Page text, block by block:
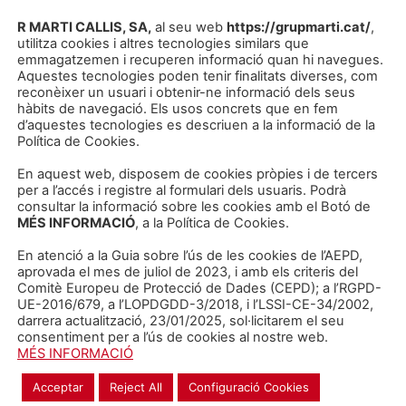
SA,no aniran contra les disposicions d’aquestes
drets de tercers o del funcionament dels llocs web.
dels continguts amb finalitats il·lícites i prohibides en
malmetre, inutilitzar, sobrecarregar, deteriorar o
Usuarid’Internet (hardware y software).
que l’entitat propietària de la web pugui
derivades de l’ús de la Web i d’aquesta
Usuaries compromet a no transmetre, difondre o
arxius de so i / o imatge, fotografies d’aquest web.
R MARTI CALLIS, SA, al seu web https://grupmarti.cat/,
utilitza cookies i altres tecnologies similars que
emmagatzemen i recuperen informació quan hi navegues.
Aquestes tecnologies poden tenir finalitats diverses, com
reconèixer un usuari i obtenir-ne informació dels seus
hàbits de navegació. Els usos concrets que en fem
d’aquestes tecnologies es descriuen a la informació de la
Política de Cookies.
En aquest web, disposem de cookies pròpies i de tercers
per a l’accés i registre al formulari dels usuaris. Podrà
consultar la informació sobre les cookies amb el Botó de
MÉS INFORMACIÓ, a la Política de Cookies.
En atenció a la Guia sobre l’ús de les cookies de l’AEPD,
aprovada el mes de juliol de 2023, i amb els criteris del
Comitè Europeu de Protecció de Dades (CEPD); a l’RGPD-
UE-2016/679, a l’LOPDGDD-3/2018, i l’LSSI-CE-34/2002,
darrera actualització, 23/01/2025, sol·licitarem el seu
consentiment per a l’ús de cookies al nostre web.
MÉS INFORMACIÓ
Acceptar Reject All Configuració Cookies